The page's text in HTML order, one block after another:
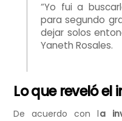
“Yo fui a
para segundo
dejar solos
Yaneth Rosales.
Lo que reveló el
De acuerdo con la